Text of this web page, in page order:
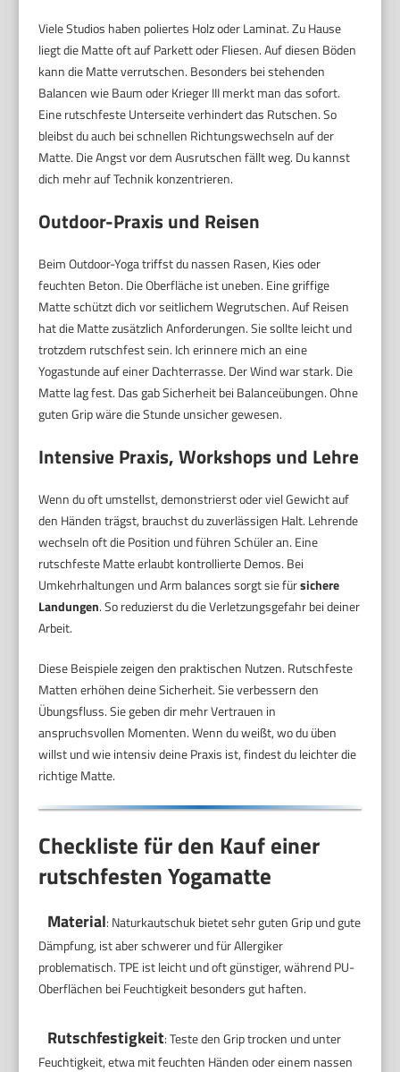
Viele Studios haben poliertes Holz oder Laminat. Zu Hause
liegt die Matte oft auf Parkett oder Fliesen. Auf diesen Böden
kann die Matte verrutschen. Besonders bei stehenden
Balancen wie Baum oder Krieger III merkt man das sofort.
Eine rutschfeste Unterseite verhindert das Rutschen. So
bleibst du auch bei schnellen Richtungswechseln auf der
Matte. Die Angst vor dem Ausrutschen fällt weg. Du kannst
dich mehr auf Technik konzentrieren.
Outdoor-Praxis und Reisen
Beim Outdoor-Yoga triffst du nassen Rasen, Kies oder
feuchten Beton. Die Oberfläche ist uneben. Eine griffige
Matte schützt dich vor seitlichem Wegrutschen. Auf Reisen
hat die Matte zusätzlich Anforderungen. Sie sollte leicht und
trotzdem rutschfest sein. Ich erinnere mich an eine
Yogastunde auf einer Dachterrasse. Der Wind war stark. Die
Matte lag fest. Das gab Sicherheit bei Balanceübungen. Ohne
guten Grip wäre die Stunde unsicher gewesen.
Intensive Praxis, Workshops und Lehre
Wenn du oft umstellst, demonstrierst oder viel Gewicht auf
den Händen trägst, brauchst du zuverlässigen Halt. Lehrende
wechseln oft die Position und führen Schüler an. Eine
rutschfeste Matte erlaubt kontrollierte Demos. Bei
Umkehrhaltungen und Arm balances sorgt sie fürsichere
Landungen. So reduzierst du die Verletzungsgefahr bei deiner
Arbeit.
Diese Beispiele zeigen den praktischen Nutzen. Rutschfeste
Matten erhöhen deine Sicherheit. Sie verbessern den
Übungsfluss. Sie geben dir mehr Vertrauen in
anspruchsvollen Momenten. Wenn du weißt, wo du üben
willst und wie intensiv deine Praxis ist, findest du leichter die
richtige Matte.
Checkliste für den Kauf einer
rutschfesten Yogamatte
Material: Naturkautschuk bietet sehr guten Grip und gute
Dämpfung, ist aber schwerer und für Allergiker
problematisch. TPE ist leicht und oft günstiger, während PU-
Oberflächen bei Feuchtigkeit besonders gut haften.
Rutschfestigkeit: Teste den Grip trocken und unter
Feuchtigkeit, etwa mit feuchten Händen oder einem nassen